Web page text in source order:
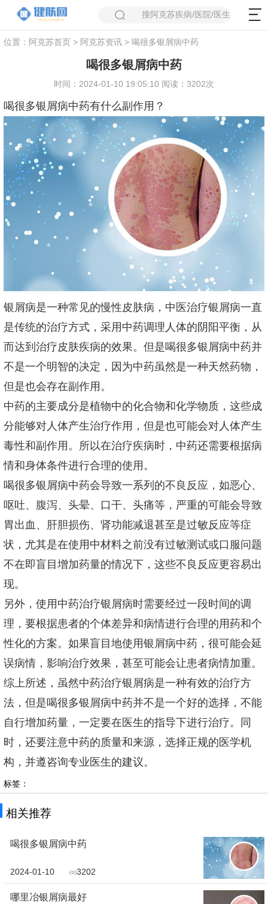
搜阿克苏疾病/医院/医生
位置： 阿克苏首页> 阿克苏资讯> 喝很多银屑病中药
喝很多银屑病中药
时间：2024-01-10 19:05:10 阅读：3202次
喝很多银屑病中药有什么副作用？
银屑病是一种常见的慢性皮肤病，中医治疗银屑病一直
是传统的治疗方式，采用中药调理人体的阴阳平衡，从
而达到治疗皮肤疾病的效果。但是喝很多银屑病中药并
不是一个明智的决定，因为中药虽然是一种天然药物，
但是也会存在副作用。
中药的主要成分是植物中的化合物和化学物质，这些成
分能够对人体产生治疗作用，但是也可能会对人体产生
毒性和副作用。所以在治疗疾病时，中药还需要根据病
情和身体条件进行合理的使用。
喝很多银屑病中药会导致一系列的不良反应，如恶心、
呕吐、腹泻、头晕、口干、头痛等，严重的可能会导致
胃出血、肝胆损伤、肾功能减退甚至是过敏反应等症
状，尤其是在使用中材料之前没有过敏测试或口服问题
不在即盲目增加药量的情况下，这些不良反应更容易出
现。
另外，使用中药治疗银屑病时需要经过一段时间的调
理，要根据患者的个体差异和病情进行合理的用药和个
性化的方案。如果盲目地使用银屑病中药，很可能会延
误病情，影响治疗效果，甚至可能会让患者病情加重。
综上所述，虽然中药治疗银屑病是一种有效的治疗方
法，但是喝很多银屑病中药并不是一个好的选择，不能
自行增加药量，一定要在医生的指导下进行治疗。同
时，还要注意中药的质量和来源，选择正规的医学机
构，并遵咨询专业医生的建议。
标签：
相关推荐
喝很多银屑病中药
2024-01-10 3202
哪里冶银屑病最好